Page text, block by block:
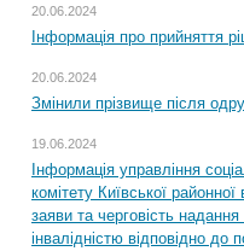
20.06.2024
Інформація про прийняття
20.06.2024
Змінили прізвище після
19.06.2024
Інформація управління
комітету Київської
заяви та черговість надання
інвалідністю відповідно